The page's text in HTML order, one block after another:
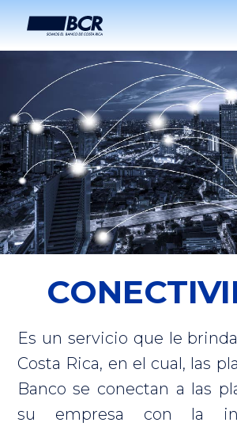
Es un servicio que le
Costa Rica, en el cual, las
Banco se conectan a las
su empresa con la